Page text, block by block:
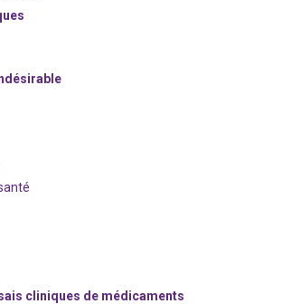
cliniques de médicaments